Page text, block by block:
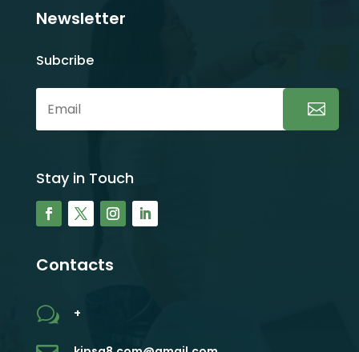
Newsletter
Subcribe
Stay in Touch
Contacts
w +